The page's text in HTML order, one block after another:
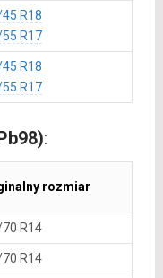
R18
R17
R18
R17
:
rozmiar
R14
R14